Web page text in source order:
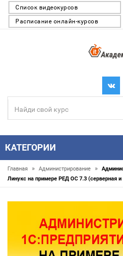
Список видеокурсов
Расписание онлайн-курсов
КАТЕГОРИИ
Главная » Администрирование »
Линукс на примере РЕД ОС 7.3 (серверная и